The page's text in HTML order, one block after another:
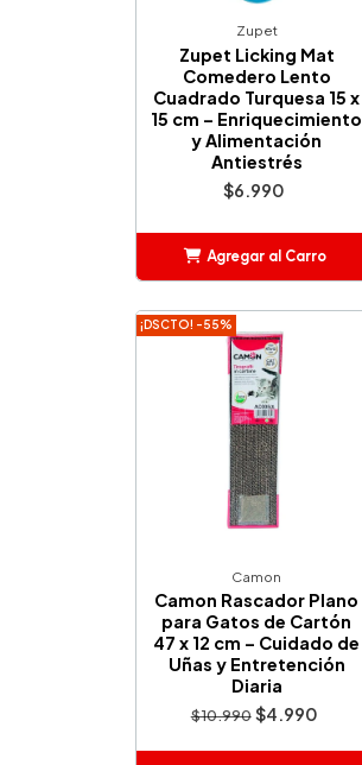
Zupet
Zupet Licking Mat
Comedero Lento
Cuadrado Turquesa 15 x
15 cm – Enriquecimiento
y Alimentación
Antiestrés
$6.990
Agregar al Carro
¡DSCTO! -55%
Camon
Camon Rascador Plano
para Gatos de Cartón
47 x 12 cm – Cuidado de
Uñas y Entretención
Diaria
$10.990 $4.990